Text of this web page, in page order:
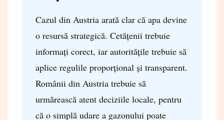
Cazul din Austria arată clar că apa devine
o resursă strategică. Cetățenii trebuie
informați corect, iar autoritățile trebuie să
aplice regulile proporțional și transparent.
Românii din Austria trebuie să
urmărească atent deciziile locale, pentru
că o simplă udare a gazonului poate